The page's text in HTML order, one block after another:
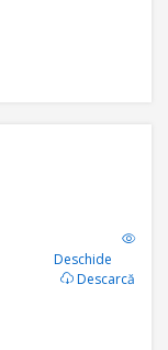
Deschide
Descarcă